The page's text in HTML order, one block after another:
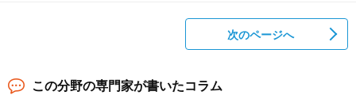
次のページへ
この分野の専門家が書いたコラム